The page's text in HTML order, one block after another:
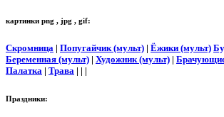
картинки png , jpg , gif:
Скромница | Попугайчик (мульт) | Ёжики (мульт)
Беременная (мульт) | Художник (мульт) |
Палатка | Трава | | |
Праздники: